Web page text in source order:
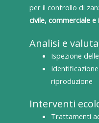
per il controllo di
civile, commerciale
Analisi e
Ispezione
riproduzione
Interventi
Trattamenti